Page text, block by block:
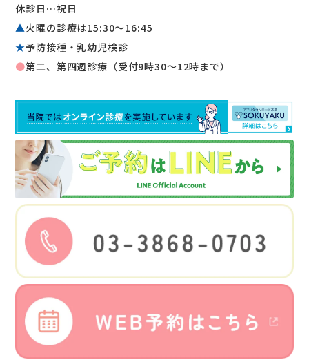
休診日…祝日
▲火曜の診療は15:30〜16:45
★予防接種・乳幼児検診
●第二、第四週診療（受付9時30～12時まで）